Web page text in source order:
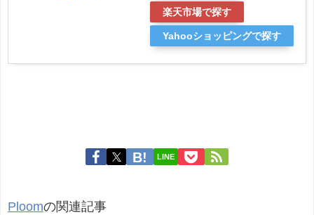
楽天市場で探す
Yahooショッピングで探す
LINE
Ploomの関連記事